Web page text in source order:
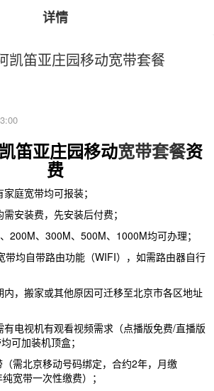
详情
凯笛亚庄园移动宽带套餐
笛亚庄园移动宽带套餐资
费
庭宽带均可报装；
安装费，先安装后付费；
、 200M、 300M、 500M、 1000M均可办理；
带均自带路由功能（WIFI），如需路由器自行
内，搬家或其他原因可迁移至北京市各区地址
有电视机有观看视频需求（点播版免费/直播版
可加装机顶盒；
需北京移动号码绑定，合约2年，月缴
宽带一次性缴费）；